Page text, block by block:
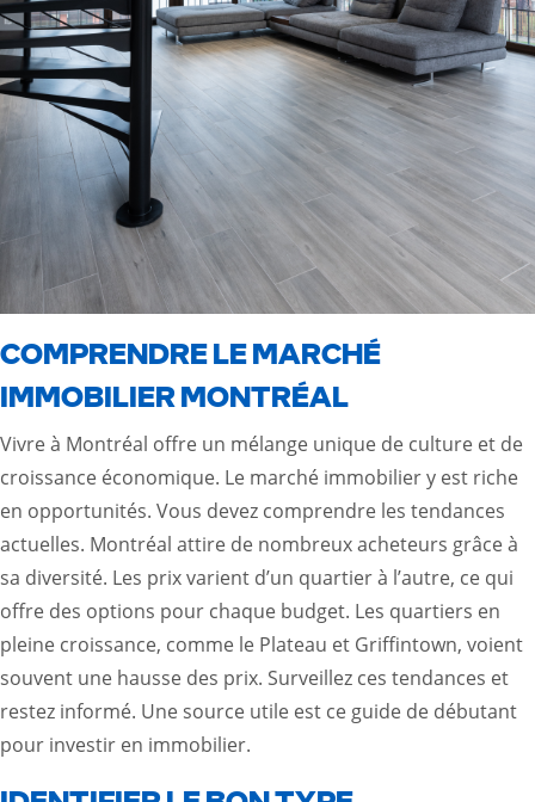
COMPRENDRE LE MARCHÉ
IMMOBILIER MONTRÉAL
Vivre à Montréal offre un mélange unique de culture et de
croissance économique. Le marché immobilier y est riche
en opportunités. Vous devez comprendre les tendances
actuelles. Montréal attire de nombreux acheteurs grâce à
sa diversité. Les prix varient d’un quartier à l’autre, ce qui
offre des options pour chaque budget. Les quartiers en
pleine croissance, comme le Plateau et Griffintown, voient
souvent une hausse des prix. Surveillez ces tendances et
restez informé. Une source utile est ce guide de débutant
pour investir en immobilier.